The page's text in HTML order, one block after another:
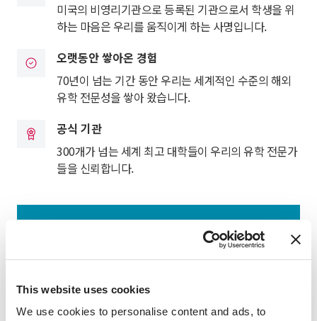
This website uses cookies
We use cookies to personalise content and ads, to
미국의 비영리기관으로 등록된 기관으로서 학생을 위
하는 마음은 우리를 움직이게 하는 사명입니다.
오랫동안 쌓아온 경험
70년이 넘는 기간 동안 우리는 세계적인 수준의 해외
유학 전문성을 쌓아 왔습니다.
공식 기관
300개가 넘는 세계 최고 대학들이 우리의 유학 전문가
들을 신뢰합니다.